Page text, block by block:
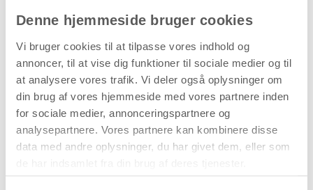
Denne hjemmeside bruger cookies
Vi bruger cookies til at tilpasse vores indhold og
annoncer, til at vise dig funktioner til sociale medier og til
at analysere vores trafik. Vi deler også oplysninger om
din brug af vores hjemmeside med vores partnere inden
for sociale medier, annonceringspartnere og
analysepartnere. Vores partnere kan kombinere disse
data med andre oplysninger, du har givet dem, eller som
Leveringsomkostninger
Læg i kurven
Din bestilling er først bindende,
når vi har bekræftet din ordre.